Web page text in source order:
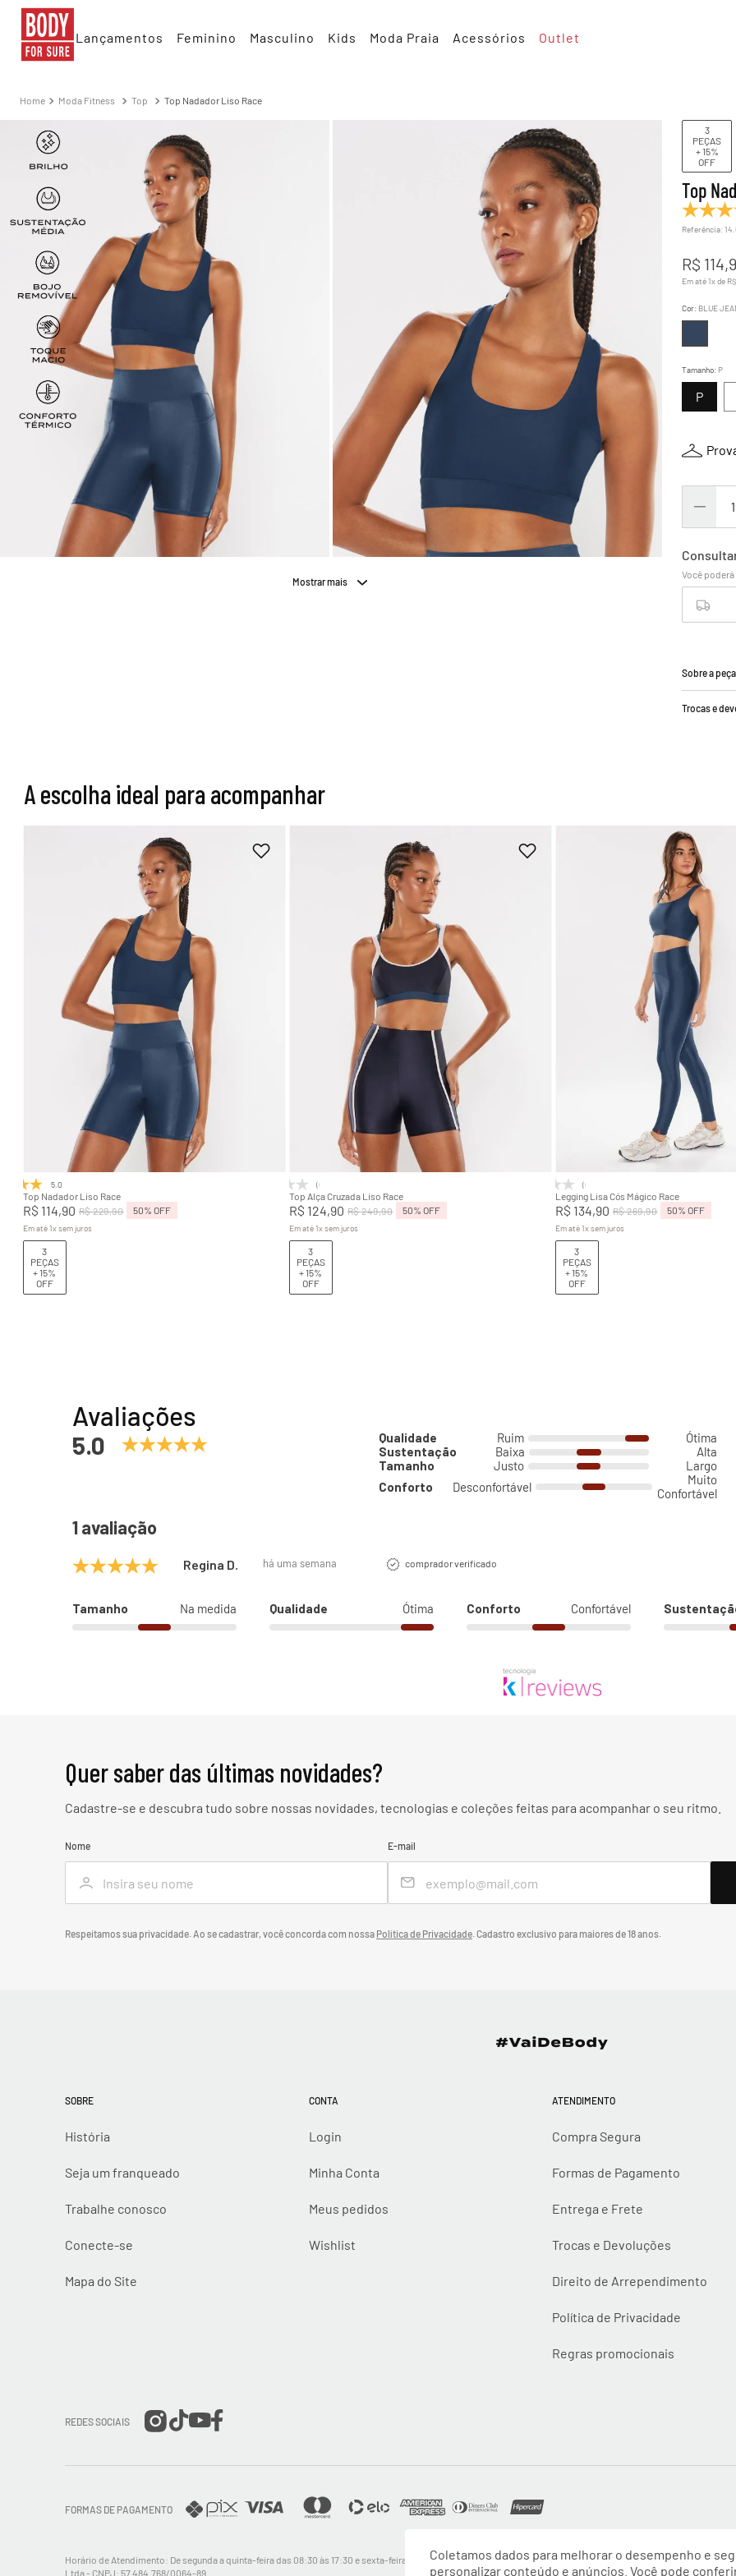
Lançamentos Feminino Masculino Kids Moda Praia Acessórios Outlet
Coletamos dados para melhorar o desempenho e
personalizar conteúdo e anúncios. Você pode
Moda Fitness Top Top Nadador Liso Race
Mostrar mais
3
PEÇAS
+ 15%
OFF
Top
Referência:
R$ 114,
Em até 1x de R$
Tamanho: P
P
Cor: BLUE
Sobre a peça
Trocas e
A escolha ideal para acompanhar
GG
Adicionar na sacola
5.0
Top Nadador Liso Race
R$ 114,90 R$229,90 50% OFF
Em até 1xsem juros
3
PEÇAS
+ 15%
OFF
M
P
Adicionar na sacola
(0)
Top Alça Cruzada Liso Race
R$ 124,90 R$249,90 50% OFF
Em até 1xsem juros
3
PEÇAS
+ 15%
OFF
G
M
Adicionar na sacola
(0)
Legging Lisa Cós Mágico Race
R$ 134,90 R$269,90 50% OFF
Em até 1xsem juros
3
PEÇAS
+ 15%
OFF
Avaliações
5.0 Qualidade Ruim
Ótima
Sustentação
Baixa
Alta
Tamanho
Justo
Largo
Conforto
Desconfortável
Muito
Confortável
1 avaliação
Regina D. há uma semana comprador verificado
Tamanho Na medida Qualidade Ótima Conforto Confortável
Quer saber das últimas novidades?
Cadastre-se e descubra tudo sobre nossas novidades, tecnologias e coleções feitas para acompanhar o seu ritmo.
Nome E-mail
Respeitamos sua privacidade. Ao se cadastrar, você concorda com nossa Política de Privacidade.Cadastro exclusivo para maiores de 18 anos.
SOBRE
História
Seja um franqueado
Trabalhe conosco
Conecte-se
Mapa do Site
CONTA
Login
Minha Conta
Meus pedidos
Wishlist
ATENDIMENTO
Compra Segura
Formas de Pagamento
Entrega e Frete
Trocas e Devoluções
Direito de Arrependimento
Política de Privacidade
Regras promocionais
REDES SOCIAIS
FORMAS DE PAGAMENTO
Horário de Atendimento: De segunda a quinta-feira das 08:30 às 17:30 e sexta-feira até as 16:30, exceto feriados - Rua Alpont, 428 nível 2 - Bairro Capuava Mauá -
Ltda - CNPJ: 57.484.768/0064-89